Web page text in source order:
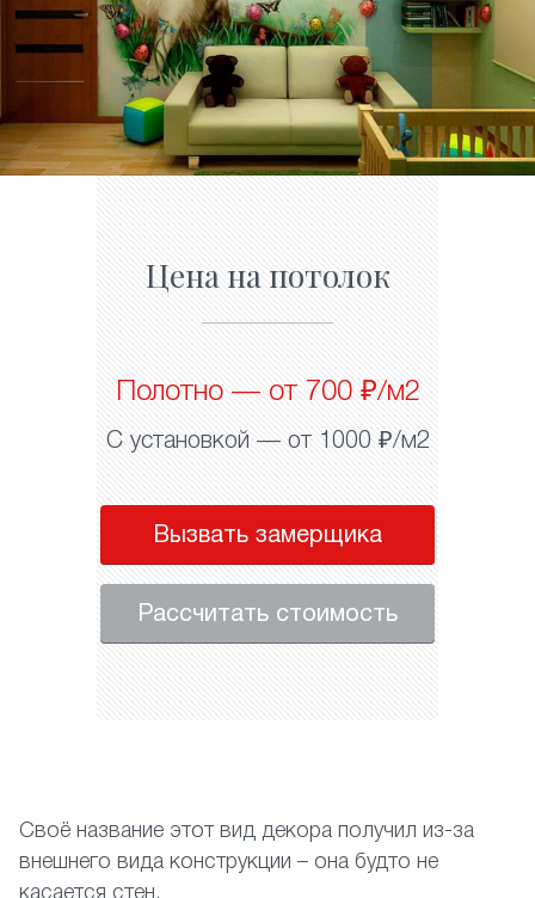
Цена на потолок
Полотно — от 700 ₽/м2
С установкой — от 1000 ₽/м2
Вызвать замерщика
Рассчитать стоимость
Своё название этот вид декора получил из-за
внешнего вида конструкции – она будто не
касается стен.